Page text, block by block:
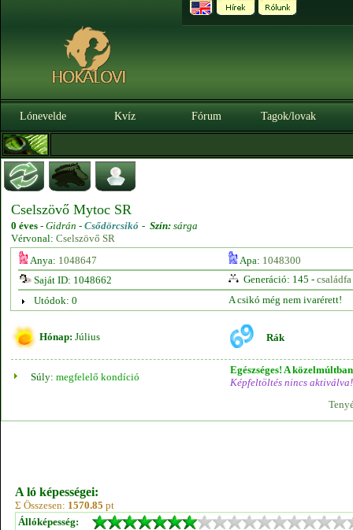
Lónevelde Kvíz Fórum Tagok/lovak
Cselszövő Mytoc SR
0 éves - Gidrán - Csődörcsikó - Szín: sárga
Vérvonal: Cselszövő SR
Anya: 1048647 Apa: 1048300
Saját ID: 1048662
Generáció: 145 - családfa
Utódok: 0
A csikó még nem ivarérett!
Hónap: Július Rák
Súly: megfelelő kondíció
Egészséges! A
Képfeltöltés nincs aktiválva!
A ló képességei:
Σ Összesen: 1570.85 pt
Állóképesség: